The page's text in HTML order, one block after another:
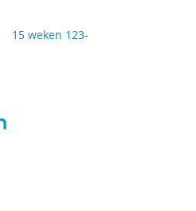
15 weken 123-